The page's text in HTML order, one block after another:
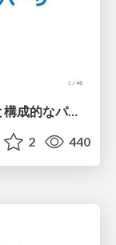
壊れたパーサから始める関数型設計と構成的なパーサ #fp_matsuri
2 440